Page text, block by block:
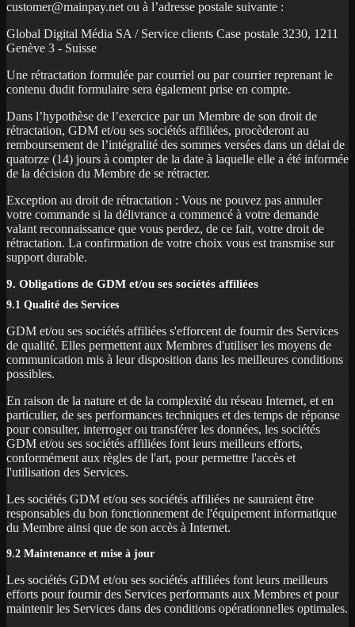
customer@mainpay.net ou à l’adresse postale suivante :
Global Digital Média SA / Service clients Case postale 3230, 1211
Genève 3 - Suisse
Une rétractation formulée par courriel ou par courrier reprenant le
contenu dudit formulaire sera également prise en compte.
Dans l’hypothèse de l’exercice par un Membre de son droit de
rétractation, GDM et/ou ses sociétés affiliées, procèderont au
remboursement de l’intégralité des sommes versées dans un délai de
quatorze (14) jours à compter de la date à laquelle elle a été informée
de la décision du Membre de se rétracter.
Exception au droit de rétractation : Vous ne pouvez pas annuler
votre commande si la délivrance a commencé à votre demande
valant reconnaissance que vous perdez, de ce fait, votre droit de
rétractation. La confirmation de votre choix vous est transmise sur
support durable.
9. Obligations de GDM et/ou ses sociétés affiliées
9.1 Qualité des Services
GDM et/ou ses sociétés affiliées s'efforcent de fournir des Services
de qualité. Elles permettent aux Membres d'utiliser les moyens de
communication mis à leur disposition dans les meilleures conditions
possibles.
En raison de la nature et de la complexité du réseau Internet, et en
particulier, de ses performances techniques et des temps de réponse
pour consulter, interroger ou transférer les données, les sociétés
GDM et/ou ses sociétés affiliées font leurs meilleurs efforts,
conformément aux règles de l'art, pour permettre l'accès et
l'utilisation des Services.
Les sociétés GDM et/ou ses sociétés affiliées ne sauraient être
responsables du bon fonctionnement de l'équipement informatique
du Membre ainsi que de son accès à Internet.
9.2 Maintenance et mise à jour
Les sociétés GDM et/ou ses sociétés affiliées font leurs meilleurs
efforts pour fournir des Services performants aux Membres et pour
maintenir les Services dans des conditions opérationnelles optimales.